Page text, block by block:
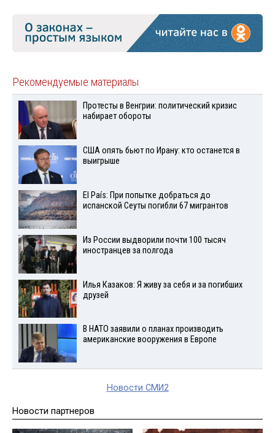
Рекомендуемые материалы
Протесты в Венгрии: политический кризис
набирает обороты
США опять бьют по Ирану: кто останется в
выигрыше
El País: При попытке добраться до
испанской Сеуты погибли 67 мигрантов
Из России выдворили почти 100 тысяч
иностранцев за полгода
Илья Казаков: Я живу за себя и за погибших
друзей
В НАТО заявили о планах производить
американские вооружения в Европе
Новости СМИ2
Новости партнеров